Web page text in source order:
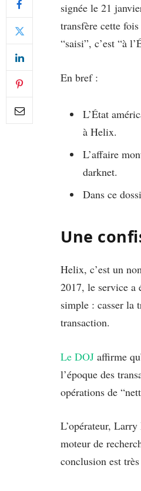
signée le 21
transfère cette
“saisi”, c’est “à
En bref :
L’État
à Helix.
L’affaire
darknet.
Dans ce
Une
Helix, c’est un
2017, le service a
simple : casser la
transaction.
Le DOJ affirme
l’époque des
opérations de
L’opérateur,
moteur de
conclusion est